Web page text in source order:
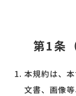
第1条
本規約は、
文書、画像